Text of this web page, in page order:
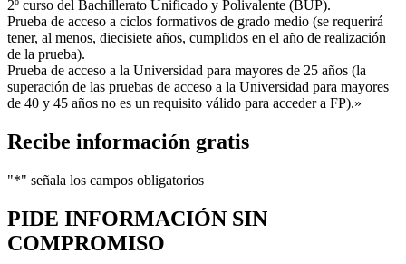
2º curso del Bachillerato Unificado y Polivalente (BUP).
Prueba de acceso a ciclos formativos de grado medio (se requerirá
tener, al menos, diecisiete años, cumplidos en el año de realización
de la prueba).
Prueba de acceso a la Universidad para mayores de 25 años (la
superación de las pruebas de acceso a la Universidad para mayores
de 40 y 45 años no es un requisito válido para acceder a FP).»
Recibe información gratis
"*" señala los campos obligatorios
PIDE INFORMACIÓN SIN
COMPROMISO